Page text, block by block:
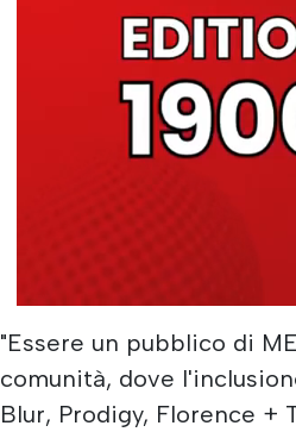
"Essere un pubblico di
comunità, dove
Blur, Prodigy, Florence +